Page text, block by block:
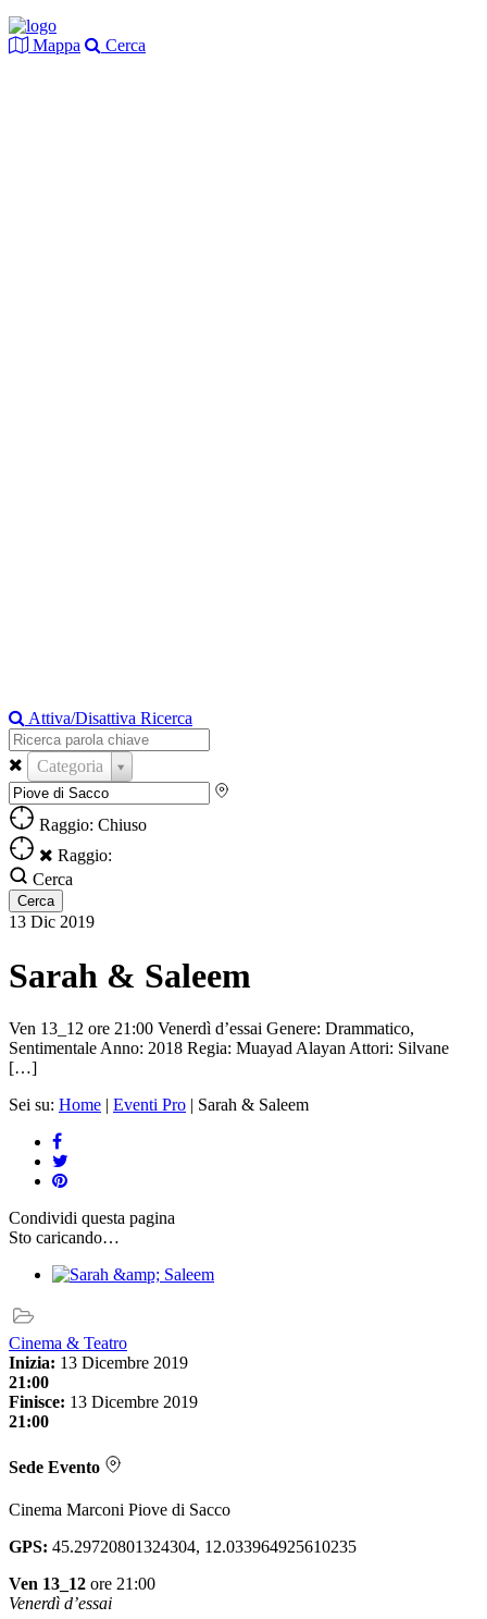
Mappa Cerca
Attiva/Disattiva Ricerca
Categoria
Raggio: Chiuso
Raggio:
Cerca
13 Dic 2019
Sarah & Saleem
Ven 13_12 ore 21:00 Venerdì d’essai Genere: Drammatico,
Sentimentale Anno: 2018 Regia: Muayad Alayan Attori: Silvane
[…]
Sei su: Home | Eventi Pro | Sarah & Saleem
Condividi questa pagina
Sto caricando…
Cinema & Teatro
Inizia: 13 Dicembre 2019
21:00
Finisce: 13 Dicembre 2019
21:00
Sede Evento
Cinema Marconi Piove di Sacco
GPS: 45.29720801324304, 12.033964925610235
Ven 13_12 ore 21:00
Venerdì d’essai